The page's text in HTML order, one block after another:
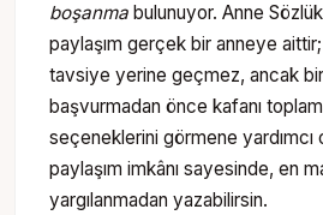
boşanma bulunuyor. Anne
paylaşım gerçek bir anneye
tavsiye yerine geçmez, ancak
başvurmadan önce kafanı
seçeneklerini görmene yardımcı
paylaşım imkânı sayesinde, en
yargılanmadan yazabilirsin.